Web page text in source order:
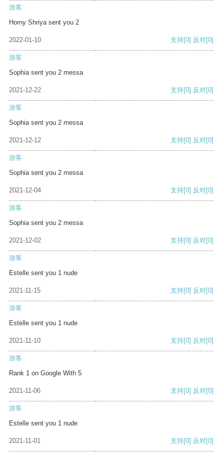
游客
Horny Shriya sent you 2
2022-01-10 支持[0] 反对[0]
游客
Sophia sent you 2 messa
2021-12-22 支持[0] 反对[0]
游客
Sophia sent you 2 messa
2021-12-12 支持[0] 反对[0]
游客
Sophia sent you 2 messa
2021-12-04 支持[0] 反对[0]
游客
Sophia sent you 2 messa
2021-12-02 支持[0] 反对[0]
游客
Estelle sent you 1 nude
2021-11-15 支持[0] 反对[0]
游客
Estelle sent you 1 nude
2021-11-10 支持[0] 反对[0]
游客
Rank 1 on Google With 5
2021-11-06 支持[0] 反对[0]
游客
Estelle sent you 1 nude
2021-11-01 支持[0] 反对[0]